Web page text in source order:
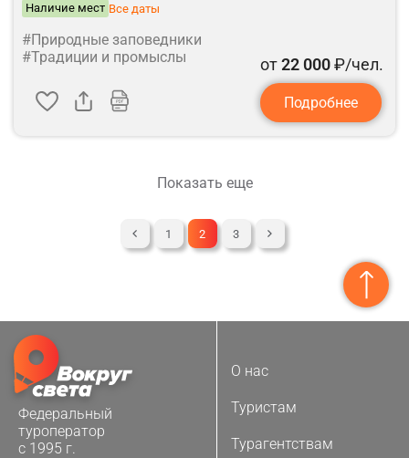
Наличие мест Все даты
#Природные заповедники
#Традиции и промыслы
от22 000₽/чел.
Подробнее
1 2 3
Показать еще
Федеральный
туроператор
с 1995 г.
О нас
Туристам
Турагентствам